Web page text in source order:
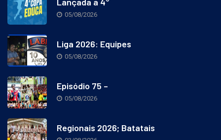
Lançada a 4°
05/08/2026
Liga 2026: Equipes
05/08/2026
Episódio 75 –
05/08/2026
Regionais 2026; Batatais